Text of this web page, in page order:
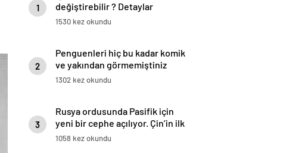
1
değiştirebilir ? Detaylar
burada…
1530 kez okundu
2
Penguenleri hiç bu kadar komik
ve yakından görmemiştiniz
1302 kez okundu
3
Rusya ordusunda Pasifik için
yeni bir cephe açılıyor. Çin’in ilk
tepkisi!
1058 kez okundu